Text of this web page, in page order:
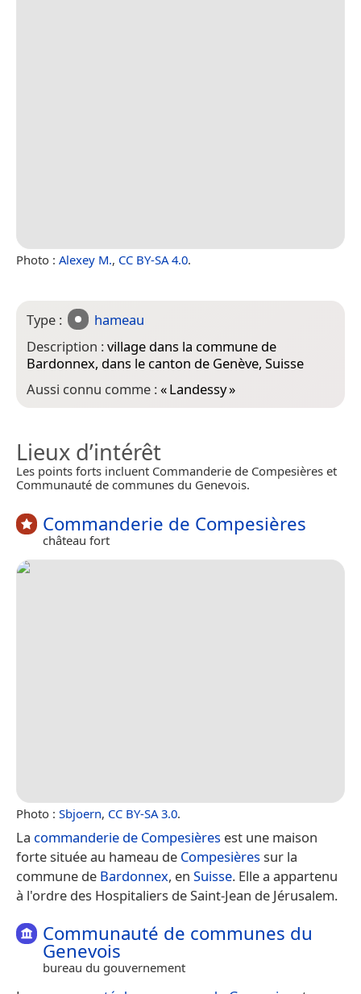
Photo : Alexey M., CC BY-SA 4.0.
Type :
hameau
Description :village dans la commune de
Bardonnex, dans le canton de Genève, Suisse
Aussi connu comme :«Landessy»
Lieux d’intérêt
Les points forts incluent Commanderie de Compesières et
Communauté de communes du Genevois.
Commanderie de Compesières
château fort
Photo : Sbjoern, CC BY-SA 3.0.
La commanderie de Compesières est une maison
forte située au hameau de Compesièressur la
commune de Bardonnex, en Suisse. Elle a appartenu
à l'ordre des Hospitaliers de Saint-Jean de Jérusalem.
Communauté de communes du
Genevois
bureau du gouvernement